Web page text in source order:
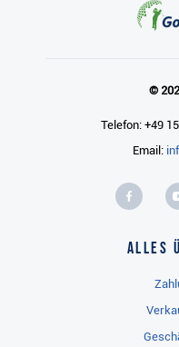
©
Telefon: +49
Email:
Alles